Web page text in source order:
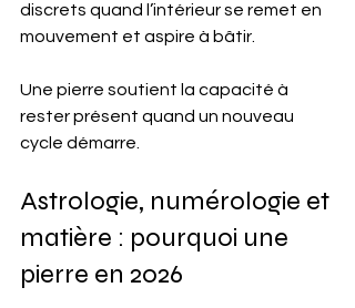
discrets quand l’intérieur se remet en
mouvement et aspire à bâtir.
Une pierre soutient la capacité à
rester présent quand un nouveau
cycle démarre.
Astrologie, numérologie et
matière : pourquoi une
pierre en 2026